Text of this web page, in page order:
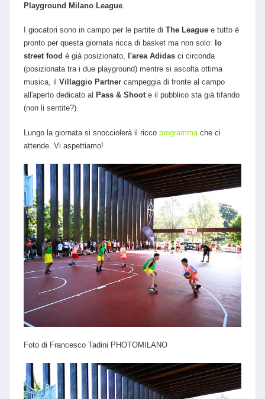
Playground Milano League
I giocatori sono in campo per le partite di The League e tutto è
pronto per questa giornata ricca di basket ma non solo: lo
street food è già posizionato, l'area Adidas ci circonda
(posizionata tra i due playground) mentre si ascolta ottima
musica, il Villaggio Partner campeggia di fronte al campo
all'aperto dedicato al Pass & Shoote il pubblico sta già tifando
(non li sentite?).
Lungo la giornata si snocciolerà il ricco programma che ci
attende. Vi aspettiamo!
Foto di Francesco Tadini PHOTOMILANO